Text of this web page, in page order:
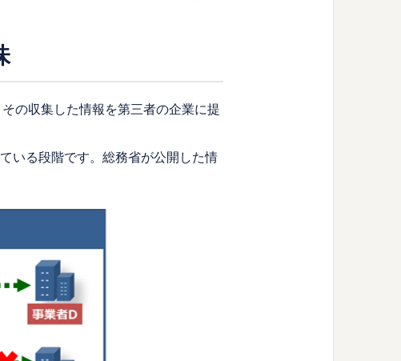
の収集した情報を第三者の企業に提
いる段階です。総務省が公開した情